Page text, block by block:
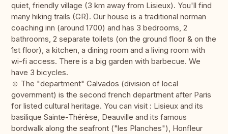
quiet, friendly village (3 km away from Lisieux). You'll find
many hiking trails (GR). Our house is a traditional norman
coaching inn (around 1700) and has 3 bedrooms, 2
bathrooms, 2 separate toilets (on the ground floor & on the
1st floor), a kitchen, a dining room and a living room with
wi-fi access. There is a big garden with barbecue. We
have 3 bicycles.
☺︎ The "department" Calvados (division of local
government) is the second french department after Paris
for listed cultural heritage. You can visit : Lisieux and its
basilique Sainte-Thérèse, Deauville and its famous
bordwalk along the seafront ("les Planches"), Honfleur